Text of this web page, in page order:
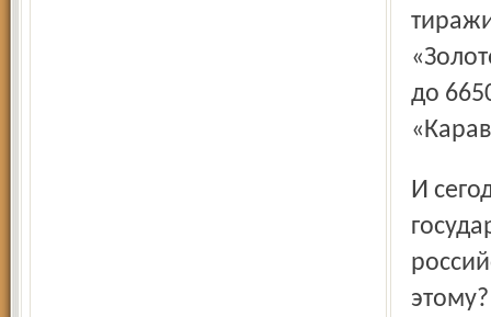
до
И сегодня «РГ-неделя» продолжает выходить на
этому?